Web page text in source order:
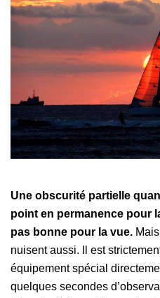
Une obscurité partielle
point en permanence pour
pas bonne pour la vue.
nuisent aussi. Il est
équipement spécial
quelques secondes